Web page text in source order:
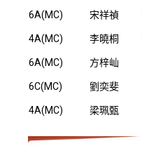
6A(MC) 宋祥禎
4A(MC) 李曉桐
6A(MC) 方梓屾
6C(MC) 劉奕斐
4A(MC) 梁珮甄